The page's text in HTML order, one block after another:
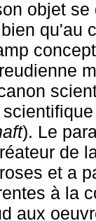
objet
qu'au
). Le
de
et a
à la
aux